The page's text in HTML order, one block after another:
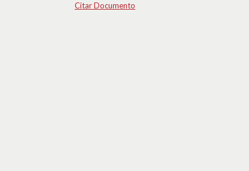
Citar Documento